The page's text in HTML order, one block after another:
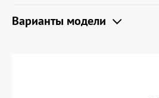
Варианты модели